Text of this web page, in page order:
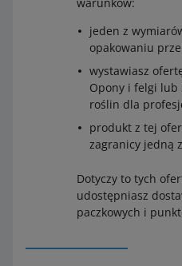
Allegro Odbiór w Punkcie
Delivery)
Allegro Odbiór w Punkcie
i Allegro Automat DPD
Allegro Odbiór w Punkcie
Allegro Automat DHL BOX
jeden z
opakowaniu
wystawiasz
Opony i felgi lub
roślin dla
produkt z tej
zagranicy jedną
Dotyczy to tych
udostępniasz
paczkowych i